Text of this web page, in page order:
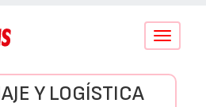
Conmutar
Y LOGÍSTICA